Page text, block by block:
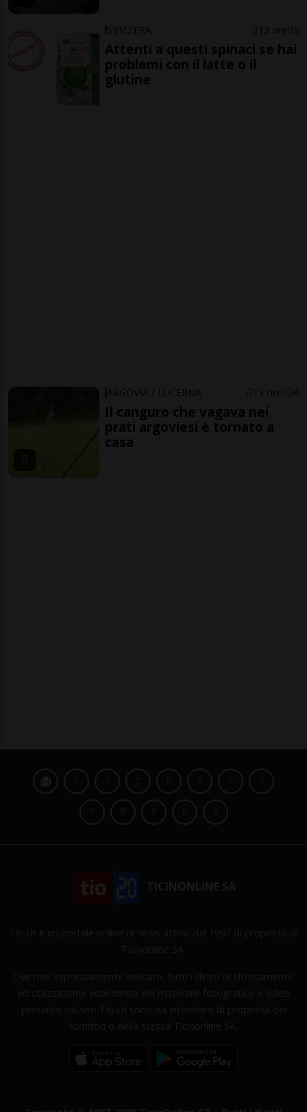
SVIZZERA 13 ore 5
Attenti a questi spinaci se hai
problemi con il latte o il
glutine
ARGOVIA / LUCERNA 13 ore 26
Il canguro che vagava nei
prati argoviesi è tornato a
casa